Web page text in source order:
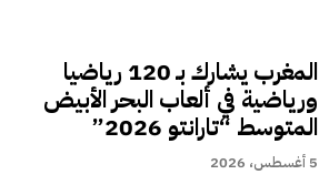
المغرب يشارك بـ 120 رياضيا
ورياضية في ألعاب البحر الأبيض
المتوسط “تارانتو 2026”
5 أغسطس، 2026